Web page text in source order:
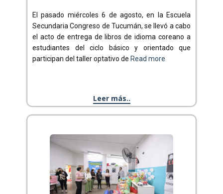
El pasado miércoles 6 de agosto, en la Escuela
Secundaria Congreso de Tucumán, se llevó a cabo
el acto de entrega de libros de idioma coreano a
estudiantes del ciclo básico y orientado que
participan del taller optativo de Read more
Leer más..